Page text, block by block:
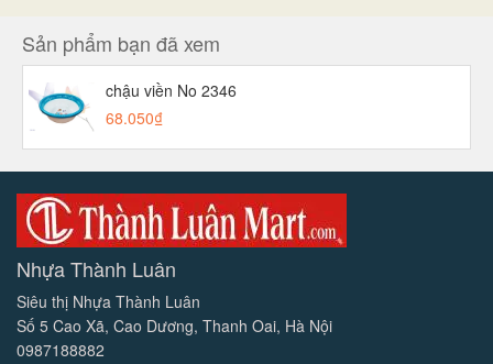
Sản phẩm bạn đã xem
chậu viền No 2346
68.050₫
Nhựa Thành Luân
Siêu thị Nhựa Thành Luân
Số 5 Cao Xã, Cao Dương, Thanh Oai, Hà Nội
0987188882